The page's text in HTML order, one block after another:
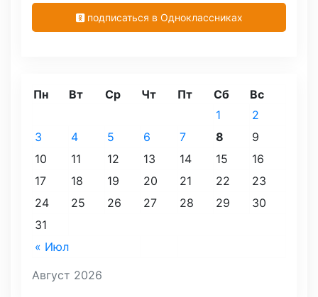
подписаться в Одноклассниках
Август 2026
Пн Вт Ср Чт Пт Сб Вс
« Июл
1
2
3
4 5 6 7 8
9
10
11 12 13 14 15
16
17
18 19 20 21 22
23
24
25 26 27 28 29
30
31